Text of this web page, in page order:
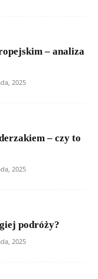
– analiza
2025
– czy to
2025
podróży?
2025